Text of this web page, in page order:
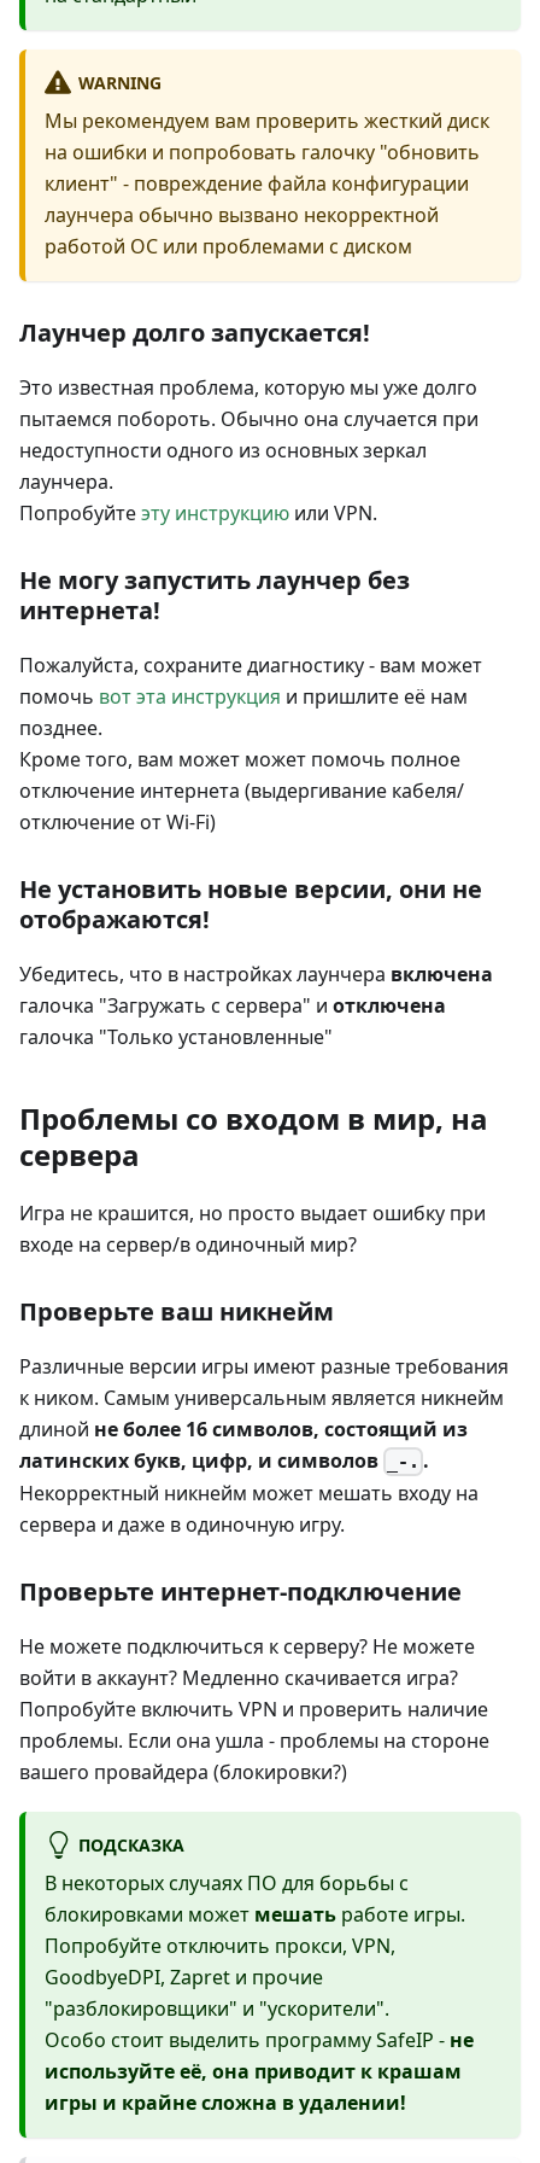
WARNING
Мы рекомендуем вам проверить жесткий диск
на ошибки и попробовать галочку "обновить
клиент" - повреждение файла конфигурации
лаунчера обычно вызвано некорректной
работой ОС или проблемами с диском
Лаунчер долго запускается!
Это известная проблема, которую мы уже долго
пытаемся побороть. Обычно она случается при
недоступности одного из основных зеркал
лаунчера.
Попробуйтеэту инструкцию или VPN.
Не могу запустить лаунчер без
интернета!
Пожалуйста, сохраните диагностику - вам может
помочь вот эта инструкция и пришлите её нам
позднее.
Кроме того, вам может может помочь полное
отключение интернета (выдергивание кабеля/
отключение от Wi-Fi)
Не установить новые версии, они не
отображаются!
Убедитесь, что в настройках лаунчера включена
галочка "Загружать с сервера" и отключена
галочка "Только установленные"
Проблемы со входом в мир, на
сервера
Игра не крашится, но просто выдает ошибку при
входе на сервер/в одиночный мир?
Проверьте ваш никнейм
Различные версии игры имеют разные требования
к ником. Самым универсальным является никнейм
длиной не более 16 символов, состоящий из
латинских букв, цифр, и символов
_-. .
Некорректный никнейм может мешать входу на
сервера и даже в одиночную игру.
Проверьте интернет-подключение
Не можете подключиться к серверу? Не можете
войти в аккаунт? Медленно скачивается игра?
Попробуйте включить VPN и проверить наличие
проблемы. Если она ушла - проблемы на стороне
вашего провайдера (блокировки?)
ПОДСКАЗКА
В некоторых случаях ПО для борьбы с
блокировками может мешать работе игры.
Попробуйте отключить прокси, VPN,
GoodbyeDPI, Zapret и прочие
"разблокировщики" и "ускорители".
Особо стоит выделить программу SafeIP - не
используйте её, она приводит к крашам
игры и крайне сложна в удалении!